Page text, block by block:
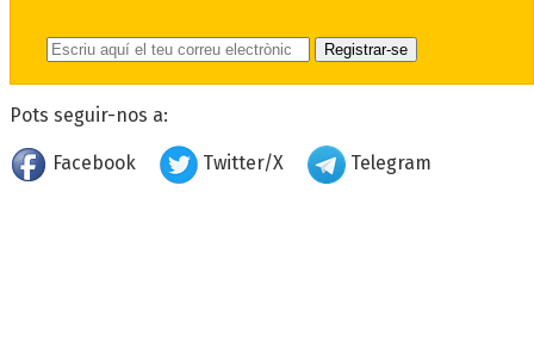
Pots seguir-nos a:
Facebook Twitter/X Telegram